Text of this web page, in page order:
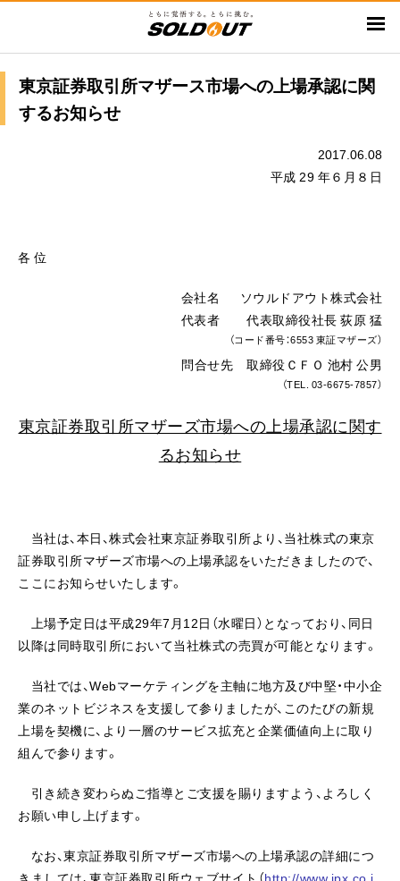
ン
テ
東京証券取引所マザース市場への上場承認に関
するお知らせ
2017.06.08
平成 29 年６月８日
各 位
会社名 ソウルドアウト株式会社
代表者 代表取締役社長 荻原 猛
（コード番号：6553 東証マザーズ）
問合せ先 取締役ＣＦＯ 池村 公男
（TEL. 03-6675-7857）
東京証券取引所マザーズ市場への上場承認に関す
るお知らせ
当社は、本日、株式会社東京証券取引所より、当社株式の東京
証券取引所マザーズ市場への上場承認をいただきましたので、
ここにお知らせいたします。
上場予定日は平成29年7月12日（水曜日）となっており、同日
以降は同時取引所において当社株式の売買が可能となります。
当社では、Webマーケティングを主軸に地方及び中堅・中小企
業のネットビジネスを支援して参りましたが、このたびの新規
上場を契機に、より一層のサービス拡充と企業価値向上に取り
組んで参ります。
引き続き変わらぬご指導とご支援を賜りますよう、よろしく
お願い申し上げます。
なお、東京証券取引所マザーズ市場への上場承認の詳細につ
きましては、東京証券取引所ウェブサイト（http://www.jpx.co.j